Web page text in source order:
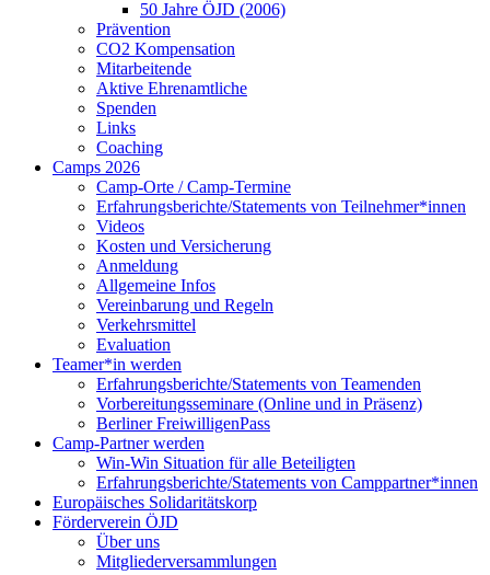
50 Jahre ÖJD (2006)
Prävention
CO2 Kompensation
Mitarbeitende
Aktive Ehrenamtliche
Spenden
Links
Coaching
Camps 2026
Camp-Orte / Camp-Termine
Erfahrungsberichte/Statements von Teilnehmer*innen
Videos
Kosten und Versicherung
Anmeldung
Allgemeine Infos
Vereinbarung und Regeln
Verkehrsmittel
Evaluation
Teamer*in werden
Erfahrungsberichte/Statements von Teamenden
Vorbereitungsseminare (Online und in Präsenz)
Berliner FreiwilligenPass
Camp-Partner werden
Win-Win Situation für alle Beteiligten
Erfahrungsberichte/Statements von Camppartner*innen
Europäisches Solidaritätskorp
Förderverein ÖJD
Über uns
Mitgliederversammlungen